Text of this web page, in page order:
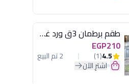
طقم برطمان 3ق ورد غطاء مينت جرين هيريفين
EGP210
4.5
(1) 2 تم البيع
اشترِ الآن